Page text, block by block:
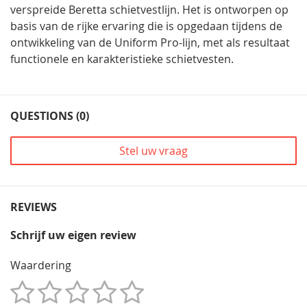
verspreide Beretta schietvestlijn. Het is ontworpen op
basis van de rijke ervaring die is opgedaan tijdens de
ontwikkeling van de Uniform Pro-lijn, met als resultaat
functionele en karakteristieke schietvesten.
QUESTIONS (0)
Stel uw vraag
REVIEWS
Schrijf uw eigen review
Waardering